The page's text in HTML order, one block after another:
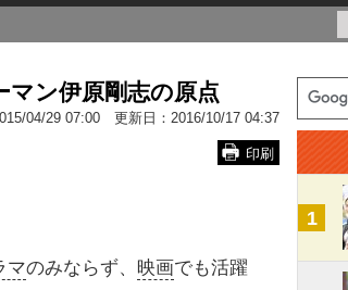
マン伊原剛志の原点
04/29 07:00 更新日： 2016/10/17 04:37
印刷
マのみならず、 映画でも活躍
1